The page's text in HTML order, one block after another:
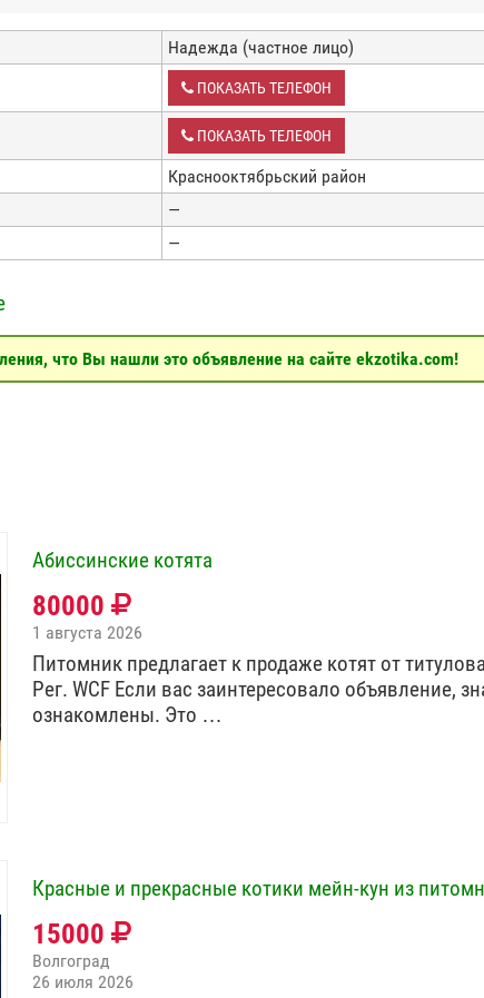
Надежда (частное лицо)
ПОКАЗАТЬ ТЕЛЕФОН
ПОКАЗАТЬ ТЕЛЕФОН
Краснооктябрьский район
—
—
что Вы нашли это объявление на сайте ekzotika.com!
Абиссинские котята
80000
1 августа 2026
Питомник предлагает к продаже котят от
Рег. WCF Если вас заинтересовало объявление,
ознакомлены. Это …
Красные и прекрасные котики мейн-кун из
15000
Волгоград
26 июля 2026